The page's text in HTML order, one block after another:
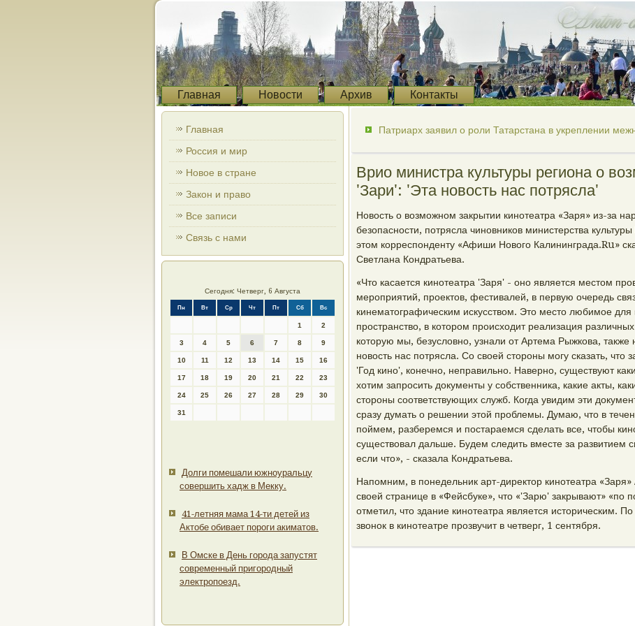
Главная Новости Архив Контакты
Главная
Россия и мир
Новое в стране
Закон и право
Все записи
Связь с нами
Сегодня: Четверг, 6 Августа
Пн Вт Ср Чт Пт Сб Вс
1 2
3 4 5 6 7 8 9
10 11 12 13 14 15 16
17 18 19 20 21 22 23
24 25 26 27 28 29 30
31
Долги помешали южноуральцу
совершить хадж в Мекку.
41-летняя мама 14-ти детей из
Актобе обивает пороги акиматов.
В Омске в День города запустят
современный пригородный
электропоезд.
Патриарх заявил о роли Татарстана в укреплении
Врио министра культуры региона о
'Зари': 'Эта новость нас потрясла'
Новость о возможном закрытии кинотеатра «Заря» из-за
безопасности, потрясла чиновников министерства
этом корреспонденту «Афиши Нового Калининграда.Ru»
Светлана Кондратьева.
«Что касается кинотеатра 'Заря' - оно является местом
мероприятий, проектов, фестивалей, в первую очередь
кинематографическим искусством. Это место любимое для
пространство, в котором происходит реализация
которую мы, безусловно, узнали от Артема Рыжкова, также
новость нас потрясла. Со своей стороны могу сказать, что
'Год кино', конечно, неправильно. Наверно, существуют
хотим запросить документы у собственника, какие акты,
стороны соответствующих служб. Когда увидим эти
сразу думать о решении этой проблемы. Думаю, что в
поймем, разберемся и постараемся сделать все, чтобы
существовал дальше. Будем следить вместе за развитием
если что», - сказала Кондратьева.
Напомним, в понедельник арт-директор кинотеатра
своей странице в «Фейсбуке», что «'Зарю' закрывают» «по
отметил, что здание кинотеатра является историческим.
звонок в кинотеатре прозвучит в четверг, 1 сентября.